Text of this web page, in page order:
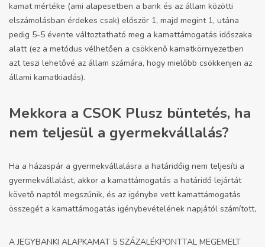
kamat mértéke (ami alapesetben a bank és az állam közötti
elszámolásban érdekes csak) először 1, majd megint 1, utána
pedig 5-5 évente változtatható meg a kamattámogatás időszaka
alatt (ez a metódus vélhetően a csökkenő kamatkörnyezetben
azt teszi lehetővé az állam számára, hogy mielőbb csökkenjen az
állami kamatkiadás).
Mekkora a CSOK Plusz büntetés, ha
nem teljesül a gyermekvállalás?
Ha a házaspár a gyermekvállalásra a határidőig nem teljesíti a
gyermekvállalást, akkor a kamattámogatás a határidő lejártát
követő naptól megszűnik, és az igénybe vett kamattámogatás
összegét a kamattámogatás igénybevételének napjától számított,
A JEGYBANKI ALAPKAMAT 5 SZÁZALÉKPONTTAL MEGEMELT